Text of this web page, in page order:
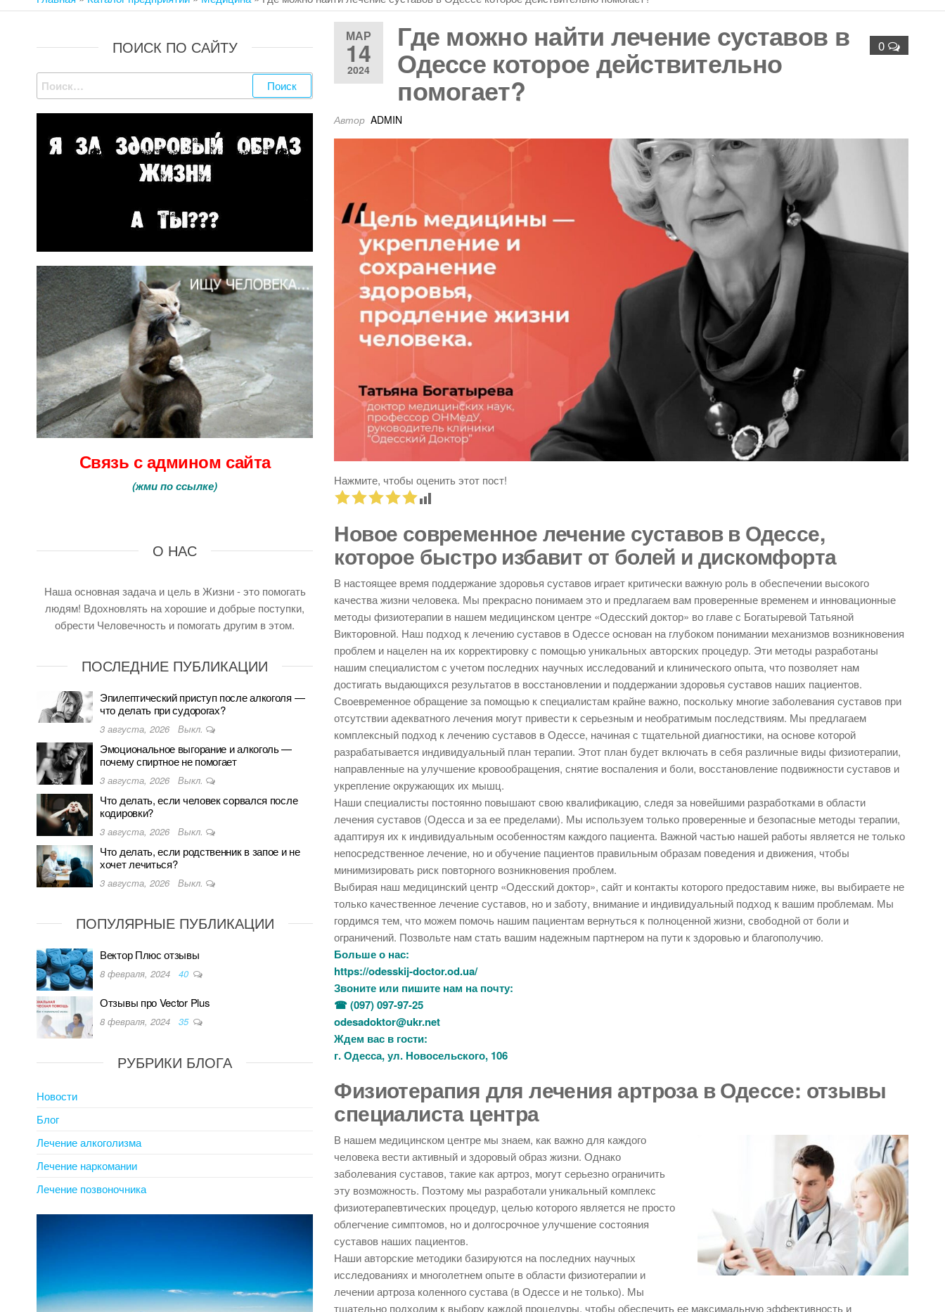
ОВИДИОПОЛЬСКИЙ РАЙОН)
МАР
14
2024
0
Где можно найти лечение суставов в
Одессе которое действительно
помогает?
Автор ADMIN
Нажмите, чтобы оценить этот пост!
Новое современное лечение суставов в Одессе,
которое быстро избавит от болей и дискомфорта
В настоящее время поддержание здоровья суставов играет критически важную роль в обеспечении высокого
качества жизни человека. Мы прекрасно понимаем это и предлагаем вам проверенные временем и инновационные
методы физиотерапии в нашем медицинском центре «Одесский доктор» во главе с Богатыревой Татьяной
Викторовной. Наш подход к лечению суставов в Одессе основан на глубоком понимании механизмов возникновения
проблем и нацелен на их корректировку с помощью уникальных авторских процедур. Эти методы разработаны
нашим специалистом с учетом последних научных исследований и клинического опыта, что позволяет нам
достигать выдающихся результатов в восстановлении и поддержании здоровья суставов наших пациентов.
Своевременное обращение за помощью к специалистам крайне важно, поскольку многие заболевания суставов при
отсутствии адекватного лечения могут привести к серьезным и необратимым последствиям. Мы предлагаем
комплексный подход к лечению суставов в Одессе, начиная с тщательной диагностики, на основе которой
разрабатывается индивидуальный план терапии. Этот план будет включать в себя различные виды физиотерапии,
направленные на улучшение кровообращения, снятие воспаления и боли, восстановление подвижности суставов и
укрепление окружающих их мышц.
Наши специалисты постоянно повышают свою квалификацию, следя за новейшими разработками в области
лечения суставов (Одесса и за ее пределами). Мы используем только проверенные и безопасные методы терапии,
адаптируя их к индивидуальным особенностям каждого пациента. Важной частью нашей работы является не только
непосредственное лечение, но и обучение пациентов правильным образам поведения и движения, чтобы
минимизировать риск повторного возникновения проблем.
Выбирая наш медицинский центр «Одесский доктор», сайт и контакты которого предоставим ниже, вы выбираете не
только качественное лечение суставов, но и заботу, внимание и индивидуальный подход к вашим проблемам. Мы
гордимся тем, что можем помочь нашим пациентам вернуться к полноценной жизни, свободной от боли и
ограничений. Позвольте нам стать вашим надежным партнером на пути к здоровью и благополучию.
Больше о нас:
https://odesskij-doctor.od.ua/
Звоните или пишите нам на почту:
☎ (097) 097-97-25
odesadoktor@ukr.net
Ждем вас в гости:
г. Одесса, ул. Новосельского, 106
Физиотерапия для лечения артроза в Одессе: отзывы
специалиста центра
В нашем медицинском центре мы знаем, как важно для каждого
человека вести активный и здоровый образ жизни. Однако
заболевания суставов, такие как артроз, могут серьезно ограничить
эту возможность. Поэтому мы разработали уникальный комплекс
физиотерапевтических процедур, целью которого является не просто
облегчение симптомов, но и долгосрочное улучшение состояния
суставов наших пациентов.
Наши авторские методики базируются на последних научных
исследованиях и многолетнем опыте в области физиотерапии и
лечении артроза коленного сустава (в Одессе и не только). Мы
тщательно подходим к выбору каждой процедуры, чтобы обеспечить ее максимальную эффективность и
ПОИСК ПО САЙТУ
Найти:
Связь с админом сайта
(жми по ссылке)
О НАС
Наша основная задача и цель в Жизни - это помогать
людям! Вдохновлять на хорошие и добрые поступки,
обрести Человечность и помогать другим в этом.
ПОСЛЕДНИЕ ПУБЛИКАЦИИ
Эпилептический приступ после алкоголя —
что делать при судорогах?
3 августа, 2026 Выкл.
Эмоциональное выгорание и алкоголь —
почему спиртное не помогает
3 августа, 2026 Выкл.
Что делать, если человек сорвался после
кодировки?
3 августа, 2026 Выкл.
Что делать, если родственник в запое и не
хочет лечиться?
3 августа, 2026 Выкл.
ПОПУЛЯРНЫЕ ПУБЛИКАЦИИ
Вектор Плюс отзывы
8 февраля, 2024 40
Отзывы про Vector Plus
8 февраля, 2024 35
РУБРИКИ БЛОГА
Новости
Блог
Лечение алкоголизма
Лечение наркомании
Лечение позвоночника